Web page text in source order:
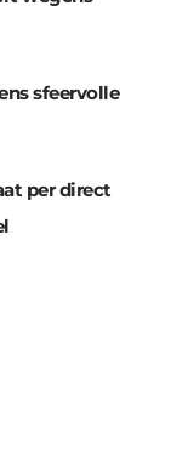
sfeervolle
per direct